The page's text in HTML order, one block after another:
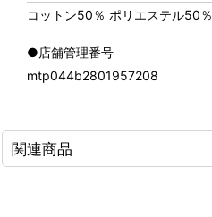
コットン50％ ポリエステル50％
●店舗管理番号
mtp044b2801957208
関連商品